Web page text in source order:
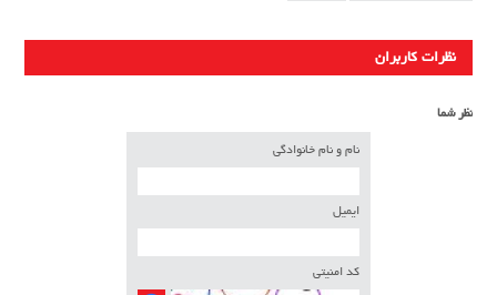
نظرات کاربران
نظر شما
نام و نام خانوادگی
ایمیل
کد امنیتی